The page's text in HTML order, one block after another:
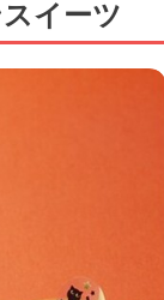
イーツ